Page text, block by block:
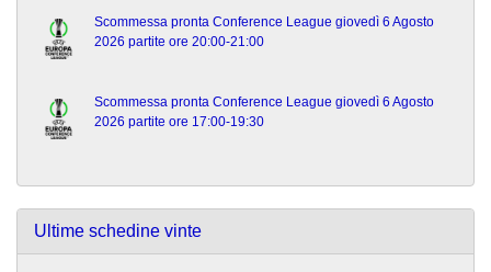
Scommessa pronta Conference League giovedì 6 Agosto
2026 partite ore 20:00-21:00
Scommessa pronta Conference League giovedì 6 Agosto
2026 partite ore 17:00-19:30
Ultime schedine vinte